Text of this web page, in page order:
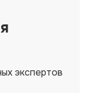
экспертов